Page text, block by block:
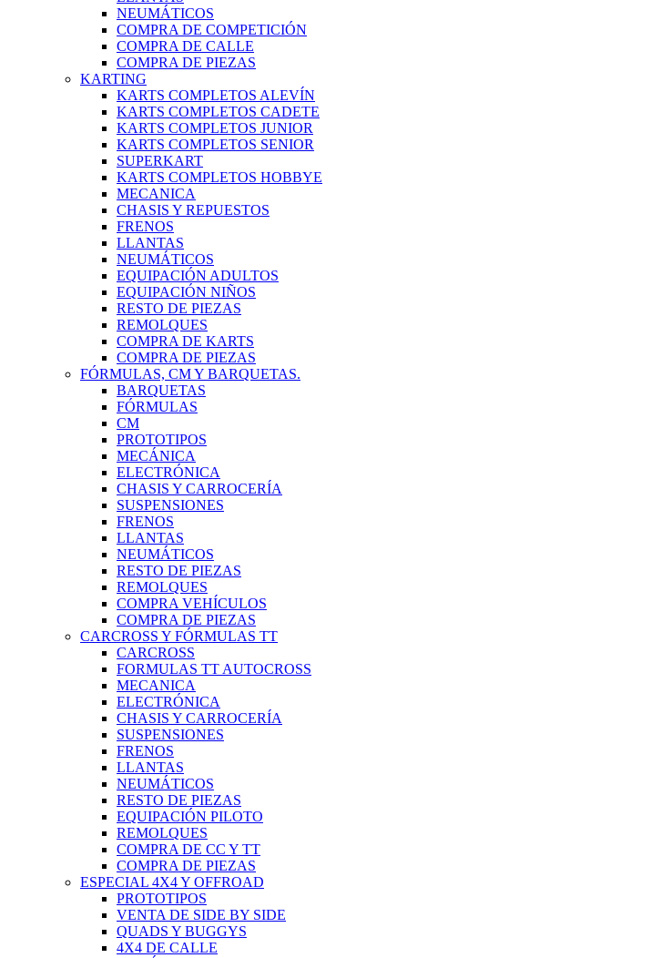
NEUMÁTICOS
COMPRA DE COMPETICIÓN
COMPRA DE CALLE
COMPRA DE PIEZAS
KARTING
KARTS COMPLETOS ALEVÍN
KARTS COMPLETOS CADETE
KARTS COMPLETOS JUNIOR
KARTS COMPLETOS SENIOR
SUPERKART
KARTS COMPLETOS HOBBYE
MECANICA
CHASIS Y REPUESTOS
FRENOS
LLANTAS
NEUMÁTICOS
EQUIPACIÓN ADULTOS
EQUIPACIÓN NIÑOS
RESTO DE PIEZAS
REMOLQUES
COMPRA DE KARTS
COMPRA DE PIEZAS
FÓRMULAS, CM Y BARQUETAS.
BARQUETAS
FÓRMULAS
CM
PROTOTIPOS
MECÁNICA
ELECTRÓNICA
CHASIS Y CARROCERÍA
SUSPENSIONES
FRENOS
LLANTAS
NEUMÁTICOS
RESTO DE PIEZAS
REMOLQUES
COMPRA VEHÍCULOS
COMPRA DE PIEZAS
CARCROSS Y FÓRMULAS TT
CARCROSS
FORMULAS TT AUTOCROSS
MECANICA
ELECTRÓNICA
CHASIS Y CARROCERÍA
SUSPENSIONES
FRENOS
LLANTAS
NEUMÁTICOS
RESTO DE PIEZAS
EQUIPACIÓN PILOTO
REMOLQUES
COMPRA DE CC Y TT
COMPRA DE PIEZAS
ESPECIAL 4X4 Y OFFROAD
PROTOTIPOS
VENTA DE SIDE BY SIDE
QUADS Y BUGGYS
4X4 DE CALLE